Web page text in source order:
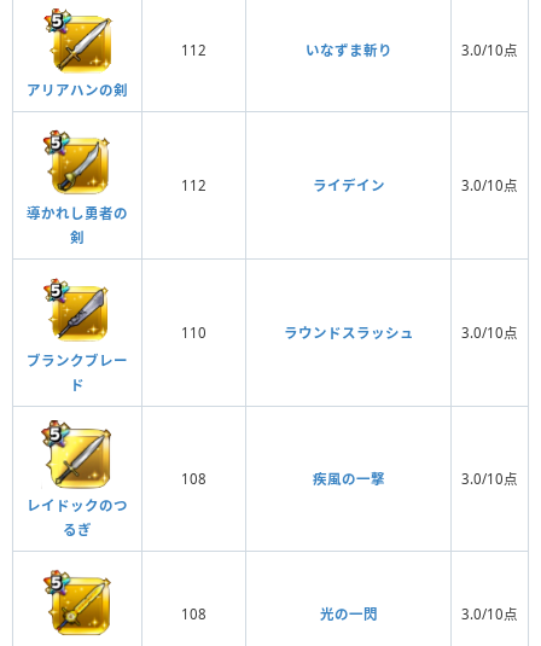
アリアハンの剣
112 いなずま斬り 3.0/10点
導かれし勇者の
剣
112 ライデイン 3.0/10点
ブランクブレー
ド
110 ラウンドスラッシュ 3.0/10点
レイドックのつ
るぎ
108 疾風の一撃 3.0/10点
108 光の一閃 3.0/10点